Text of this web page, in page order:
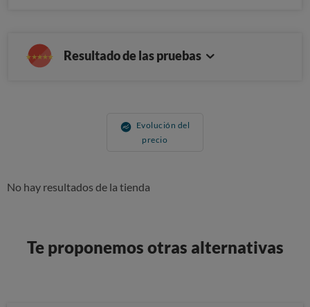
Resultado de las pruebas
Evolución del
precio
No hay resultados de la tienda
Te proponemos otras alternativas